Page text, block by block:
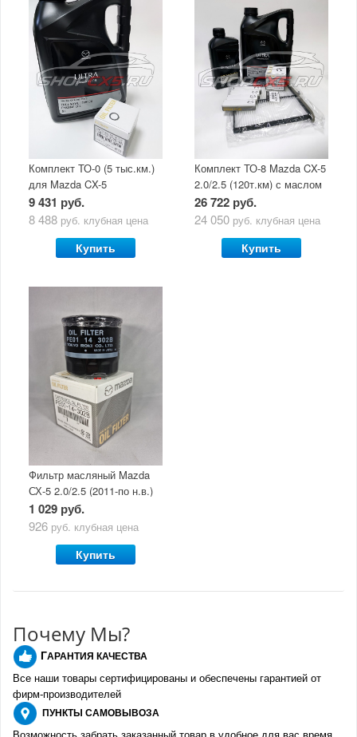
Комплект ТО-0 (5 тыс.км.)
для Mazda CX-5
(двигатель 2.0/2.5) с
маслом Mazda Original Oil
9 431 руб.
8 488 руб. клубная цена
Купить
Комплект ТО-8 Mazda CX-5
2.0/2.5 (120т.км) с маслом
Mazda Original Oil Ultra
5W30
26 722 руб.
24 050 руб. клубная цена
Купить
Фильтр масляный Mazda
СХ-5 2.0/2.5 (2011-по н.в.)
1 029 руб.
926 руб. клубная цена
Купить
Почему Мы?
ГАРАНТИЯ КАЧЕСТВА
Все наши товары сертифицированы и обеспечены гарантией от
фирм-производителей
ПУНКТЫ САМОВЫВОЗА
Возможность забрать заказанный товар в удобное для вас время